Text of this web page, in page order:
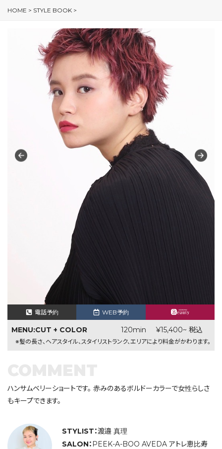
HOME > STYLE BOOK >
電話予約 WEB予約
MENU:CUT + COLOR 120min ¥15,400~ 税込
※髪の長さ、ヘアスタイル、スタイリストランク、エリアにより料金がかわります。
STYLIST：渡邉 真理
SALON： PEEK-A-BOO AVEDA アトレ恵比寿
ハンサムベリーショートです。 赤みのあるボルドーカラーで女性らしさ
もキープできます。